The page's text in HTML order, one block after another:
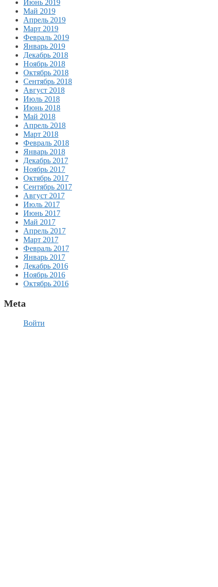
Июнь 2019
Май 2019
Апрель 2019
Март 2019
Февраль 2019
Январь 2019
Декабрь 2018
Ноябрь 2018
Октябрь 2018
Сентябрь 2018
Август 2018
Июль 2018
Июнь 2018
Май 2018
Апрель 2018
Март 2018
Февраль 2018
Январь 2018
Декабрь 2017
Ноябрь 2017
Октябрь 2017
Сентябрь 2017
Август 2017
Июль 2017
Июнь 2017
Май 2017
Апрель 2017
Март 2017
Февраль 2017
Январь 2017
Декабрь 2016
Ноябрь 2016
Октябрь 2016
Meta
Войти